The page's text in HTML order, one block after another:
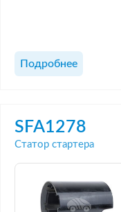
Подробнее
SFA1278
Статор стартера